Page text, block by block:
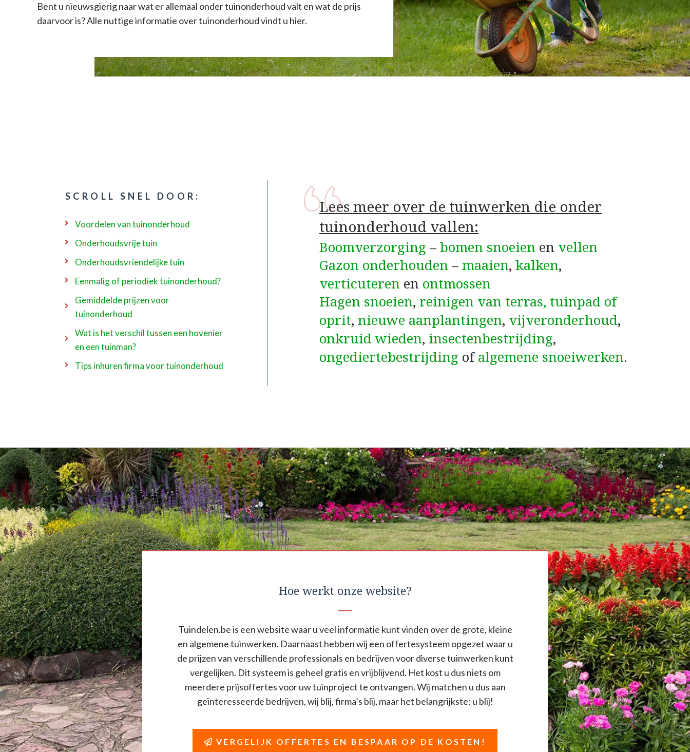
Bent u nieuwsgierig naar wat er allemaal onder tuinonderhoud valt en wat de prijs
daarvoor is? Alle nuttige informatie over tuinonderhoud vindt u hier.
SCROLL SNEL DOOR:
Voordelen van tuinonderhoud
Onderhoudsvrije tuin
Onderhoudsvriendelijke tuin
Eenmalig of periodiek tuinonderhoud?
Gemiddelde prijzen voor
tuinonderhoud
Wat is het verschil tussen een hovenier
en een tuinman?
Tips inhuren firma voor tuinonderhoud
Lees meer over de tuinwerken die onder
tuinonderhoud vallen:
Boomverzorging –bomen snoeien en vellen
Gazon onderhouden –maaien, kalken,
verticuteren en ontmossen
Hagen snoeien, reinigen van terras, tuinpad of
oprit, nieuwe aanplantingen, vijveronderhoud,
onkruid wieden, insectenbestrijding,
ongediertebestrijding ofalgemene snoeiwerken.
Hoe werkt onze website?
Tuindelen.be is een website waar u veel informatie kunt vinden over de grote, kleine
en algemene tuinwerken. Daarnaast hebben wij een offertesysteem opgezet waar u
de prijzen van verschillende professionals en bedrijven voor diverse tuinwerken kunt
vergelijken. Dit systeem is geheel gratis en vrijblijvend. Het kost u dus niets om
meerdere prijsoffertes voor uw tuinproject te ontvangen. Wij matchen u dus aan
geïnteresseerde bedrijven, wij blij, firma’s blij, maar het belangrijkste: u blij!
VERGELIJK OFFERTES EN BESPAAR OP DE KOSTEN!